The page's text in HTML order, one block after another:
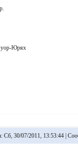
Юрях
Сб, 30/07/2011, 13:53:44 |